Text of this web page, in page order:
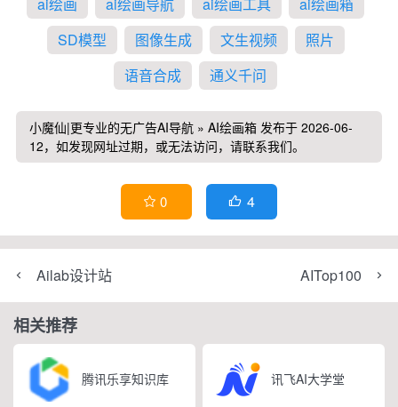
SD模型
图像生成 文生视频
照片
语音合成
通义千问
小魔仙|更专业的无广告AI导航 » AI绘画箱 发布于 2026-06-
12，如发现网址过期，或无法访问，请联系我们。
 0  4
Ailab设计站 AITop100
相关推荐
腾讯乐享知识库 讯飞AI大学堂